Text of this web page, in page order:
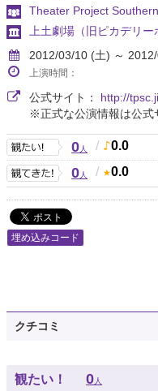
Theater Project
上土劇場（旧ピカデリー
2012/03/10 (土) ～
上演時間：
公式サイト： http://
※正式な公演情報は公式
0人 / 0.0
0人 / 0.0
埋め込みコード
クチコミ
観たい！ 0人